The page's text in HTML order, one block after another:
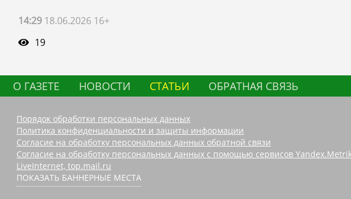
14:29 18.06.2026 16+
19
О ГАЗЕТЕ НОВОСТИ СТАТЬИ ОБРАТНАЯ СВЯЗЬ
Порядок обработки персональных данных
Политика конфиденциальности и защиты информации
Согласие на обработку персональных данных обратной связи
Согласие на обработку персональных данных с помощью сервисов
LiveInternet, top.mail.ru
ПОКАЗАТЬ БАННЕРНЫЕ МЕСТА